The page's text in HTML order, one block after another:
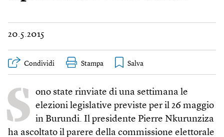
20.5.2015
Condividi Stampa
S ono state rinviate di una settimana le
elezioni legislative previste per il 26 maggio
in Burundi. Il presidente Pierre Nkurunziza
ha ascoltato il parere della commissione elettorale